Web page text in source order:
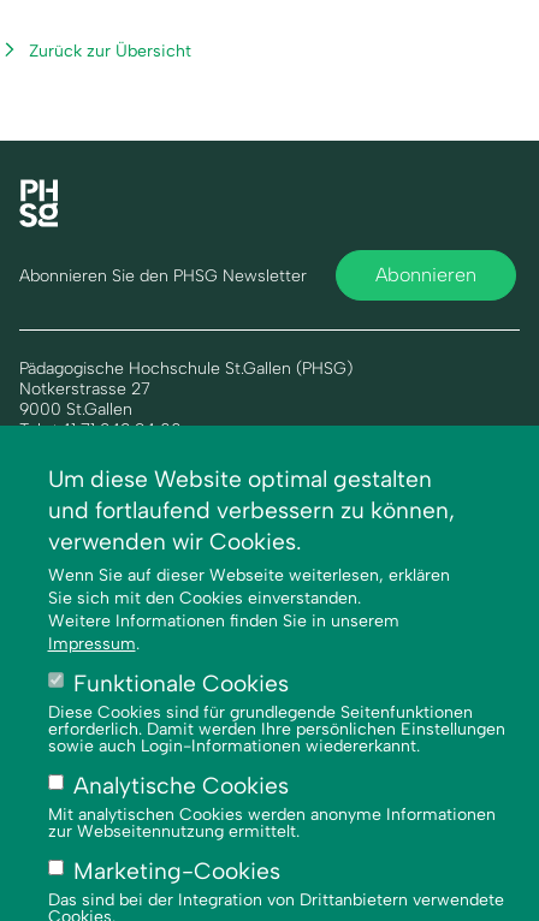
Zurück zur Übersicht
Abonnieren Sie den PHSG Newsletter Abonnieren
Pädagogische Hochschule St.Gallen (PHSG)
Notkerstrasse 27
9000 St.Gallen
Tel. +41 71 243 94 00
Footer
Links
Standorte
Mediatheken
Footer
rechts
Studium
Dienstleistung
Institute
Über uns
Footer
Impressum
Um diese Website optimal gestalten
und fortlaufend verbessern zu können,
verwenden wir Cookies.
Wenn Sie auf dieser Webseite weiterlesen, erklären
Sie sich mit den Cookies einverstanden.
Weitere Informationen finden Sie in unserem
Impressum.
Funktionale Cookies
Diese Cookies sind für grundlegende Seitenfunktionen
erforderlich. Damit werden Ihre persönlichen Einstellungen
sowie auch Login-Informationen wiedererkannt.
Analytische Cookies
Mit analytischen Cookies werden anonyme Informationen
zur Webseitennutzung ermittelt.
Marketing-Cookies
Das sind bei der Integration von Drittanbietern verwendete
Cookies.